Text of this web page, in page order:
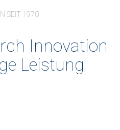
SEIT 1970
Innovation
Leistung